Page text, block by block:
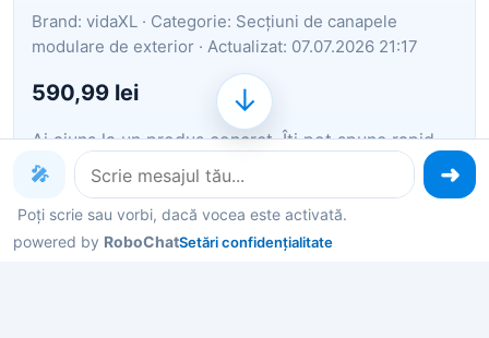
Brand: vidaXL · Categorie: Secțiuni de canapele
modulare de exterior · Actualizat: 07.07.2026 21:17
590,99 lei
Ai ajuns la un produs concret. Îți pot spune rapid
dacă merită, ce avantaje are și ce alternative
similare găsești mai ușor.
Pe scurt: Această canapea de colț pentru grădină
🎤
Poți scrie sau vorbi, dacă vocea este activată.
powered by RoboChatSetări confidențialitate
↓